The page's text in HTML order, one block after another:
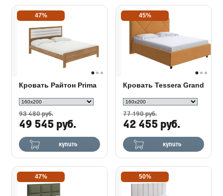
47%
Кровать Райтон Prima
93 480 руб.
49 545 руб.
купить
45%
Кровать Tessera Grand
77 190 руб.
42 455 руб.
купить
47% 50%